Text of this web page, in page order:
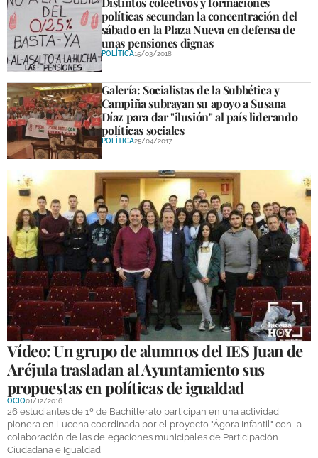
GALERÍAS
políticas secundan la concentración del
sábado en la Plaza Nueva en defensa de
unas pensiones dignas
POLÍTICA15/03/2018
Galería: Socialistas de la Subbética y
Campiña subrayan su apoyo a Susana
Díaz para dar "ilusión" al país liderando
políticas sociales
POLÍTICA25/04/2017
Vídeo: Un grupo de alumnos del IES Juan de
Aréjula trasladan al Ayuntamiento sus
propuestas en políticas de igualdad
OCIO01/12/2016
26 estudiantes de 1º de Bachillerato participan en una actividad
pionera en Lucena coordinada por el proyecto "Ágora Infantil" con la
colaboración de las delegaciones municipales de Participación
Ciudadana e Igualdad